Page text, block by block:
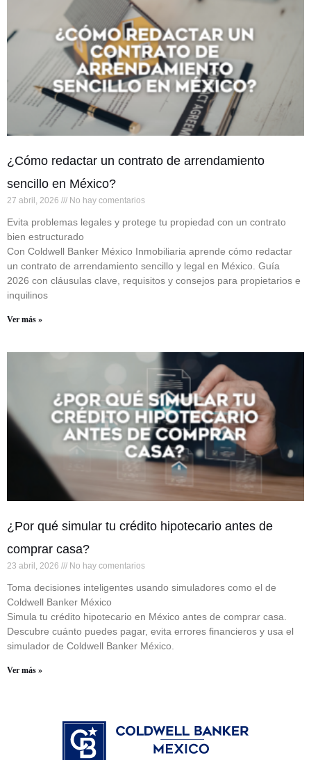
¿Cómo redactar un contrato de arrendamiento
sencillo en México?
27 abril, 2026 No hay comentarios
Evita problemas legales y protege tu propiedad con un contrato
bien estructurado
Con Coldwell Banker México Inmobiliaria aprende cómo redactar
un contrato de arrendamiento sencillo y legal en México. Guía
2026 con cláusulas clave, requisitos y consejos para propietarios e
inquilinos
Ver más »
¿Por qué simular tu crédito hipotecario antes de
comprar casa?
23 abril, 2026 No hay comentarios
Toma decisiones inteligentes usando simuladores como el de
Coldwell Banker México
Simula tu crédito hipotecario en México antes de comprar casa.
Descubre cuánto puedes pagar, evita errores financieros y usa el
simulador de Coldwell Banker México.
Ver más »